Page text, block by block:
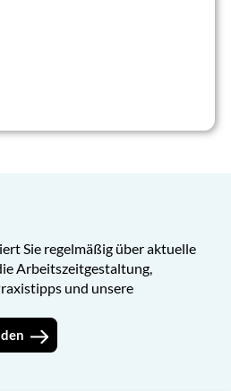
Sie regelmäßig über aktuelle
Arbeitszeitgestaltung,
und unsere